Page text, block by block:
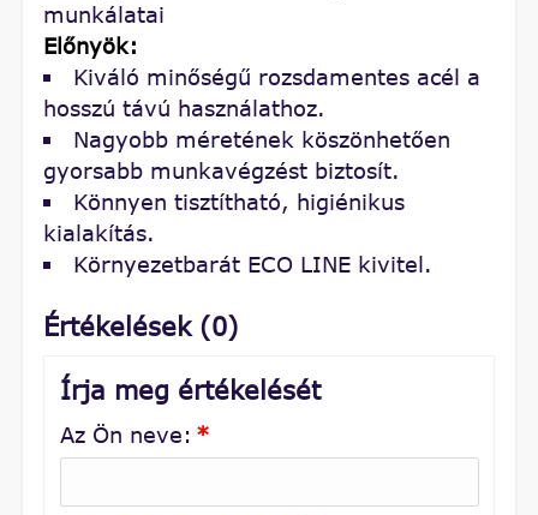
munkálatai
Előnyök:
Kiváló minőségű rozsdamentes acél a
hosszú távú használathoz.
Nagyobb méretének köszönhetően
gyorsabb munkavégzést biztosít.
Könnyen tisztítható, higiénikus
kialakítás.
Környezetbarát ECO LINE kivitel.
Értékelések (0)
Írja meg értékelését
Az Ön neve: *